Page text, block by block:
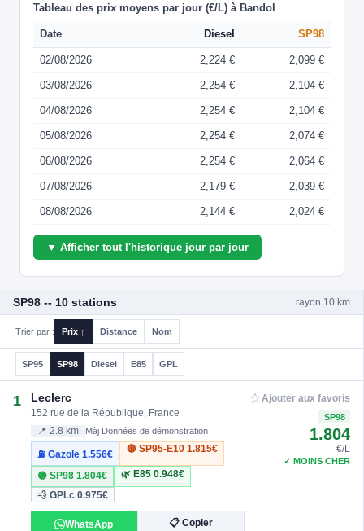
Tableau des prix moyens par jour (€/L) à Bandol
Date Diesel SP98
02/08/2026 2,224 € 2,099 €
03/08/2026 2,254 € 2,104 €
04/08/2026 2,254 € 2,104 €
05/08/2026 2,254 € 2,074 €
06/08/2026 2,254 € 2,064 €
07/08/2026 2,179 € 2,039 €
08/08/2026 2,144 € 2,024 €
▼ Afficher tout l'historique jour par jour
SP98 -- 10 stations rayon 10 km
Trier par : Prix ↑ Distance Nom
SP95 SP98 Diesel E85 GPL
1 Leclerc
152 rue de la République, France
📍 2.8 km Màj Données de démonstration
⛽ Gazole1.556€
🔴 SP95-E10 1.815€
🟣 SP981.804€ 🌿 E85 0.948€
💨 GPLc0.975€
WhatsApp 📋 Copier
☆Ajouter aux favoris
SP98
1.804
€/L
✓ MOINS CHER